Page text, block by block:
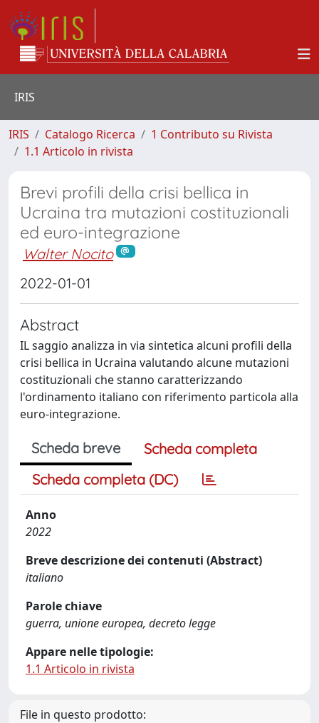
IRIS
IRIS Catalogo Ricerca
1 Contributo su Rivista
1.1 Articolo in rivista
Brevi profili della crisi bellica in
Ucraina tra mutazioni costituzionali
ed euro-integrazione
Walter Nocito
2022-01-01
Abstract
IL saggio analizza in via sintetica alcuni profili della
crisi bellica in Ucraina valutando alcune mutazioni
costituzionali che stanno caratterizzando
l'ordinamento italiano con riferimento particola alla
euro-integrazione.
Scheda breve
Scheda completa
Scheda completa (DC)
Anno
2022
Breve descrizione dei contenuti (Abstract)
italiano
Parole chiave
guerra, unione europea, decreto legge
Appare nelle tipologie:
1.1 Articolo in rivista
File in questo prodotto: